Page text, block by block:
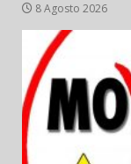
8 Agosto 2026